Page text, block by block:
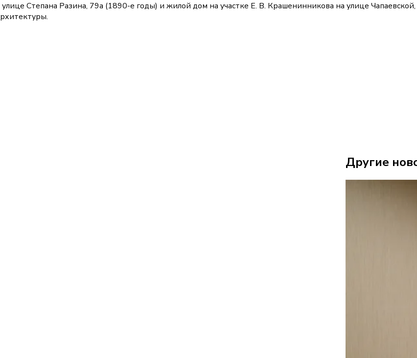
Степана Разина, 79а (1890-е годы) и жилой дом на участке Е. В. Крашенинникова на улице
Другие